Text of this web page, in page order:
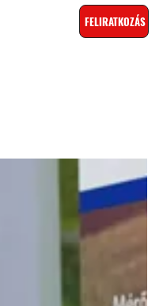
FELIRATKOZÁS